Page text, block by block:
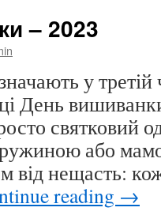
– 2023
у третій
День
святковий
або
нещасть:
reading →